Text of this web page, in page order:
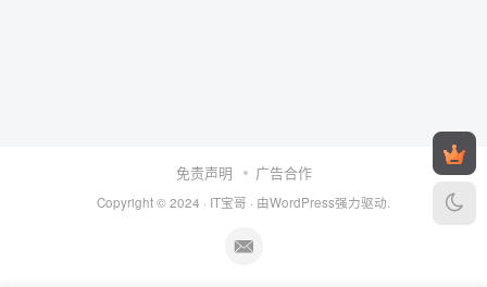
免责声明 广告合作
Copyright © 2024 · IT宝哥 · 由WordPress强力驱动.